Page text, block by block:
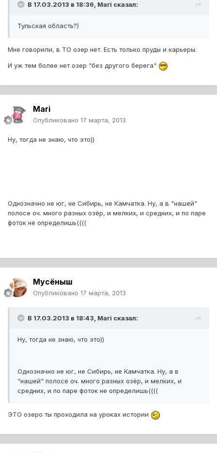
В 17.03.2013 в 18:36, Mari сказал:
Тульская область?)
Мне говорили, в ТО озер нет. Есть только пруды и карьеры.
И уж тем более нет озер "без другого берега"
Mari
Опубликовано 17 марта, 2013
Ну, тогда не знаю, что это))
Однозначно не юг, не Сибирь, не Камчатка. Ну, а в "нашей"
полосе оч. много разных озёр, и мелких, и средних, и по паре
фоток не определишь((((
Мусёныш
Опубликовано 17 марта, 2013
В 17.03.2013 в 18:43, Mari сказал:
Ну, тогда не знаю, что это))
Однозначно не юг, не Сибирь, не Камчатка. Ну, а в
"нашей" полосе оч. много разных озёр, и мелких, и
средних, и по паре фоток не определишь((((
ЭТО озеро ты проходила на уроках истории